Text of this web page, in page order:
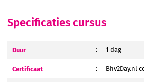
Specificaties cursus
Duur : 1 dag
Certificaat : Bhv2Day.nl